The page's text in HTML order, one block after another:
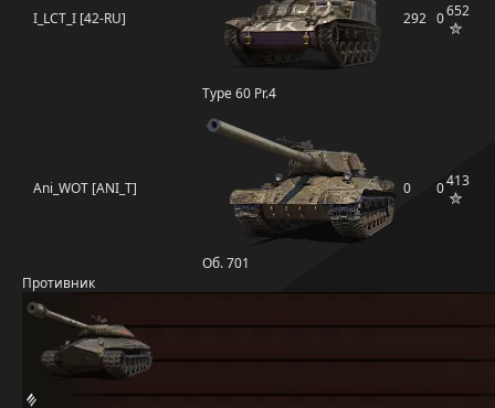
I_LCT_I [42-RU]
Type 60 Pr.4
292 0652
Ani_WOT [ANI_T]
Об. 701
0 0413
Противник